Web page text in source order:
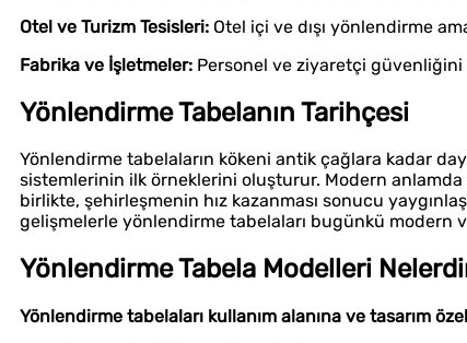
Otel ve Turizm Tesisleri: Otel içi ve dışı yönlendirme
Fabrika ve İşletmeler: Personel ve ziyaretçi güvenliğini
Yönlendirme Tabelanın Tarihçesi
Yönlendirme tabelaların kökeni antik çağlara kadar
sistemlerinin ilk örneklerini oluşturur. Modern anlamda
birlikte, şehirleşmenin hız kazanması sonucu
gelişmelerle yönlendirme tabelaları bugünkü modern
Yönlendirme Tabela Modelleri
Yönlendirme tabelaları kullanım alanına ve tasarım